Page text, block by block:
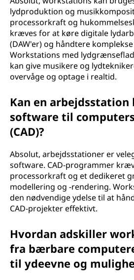
lydproduktion og
processorkraft og
kræves for at køre digitale
(DAW'er) og håndtere
Workstations med
kan give musikere og
overvåge og optage i realtid.
Kan en arbejdsstation
software til
(CAD)?
Absolut, arbejdsstationer er
software. CAD-programmer
processorkraft og et dedikeret
modellering og -rendering.
den nødvendige ydelse til at
CAD-projekter effektivt.
Hvordan adskiller
fra bærbare
til ydeevne og